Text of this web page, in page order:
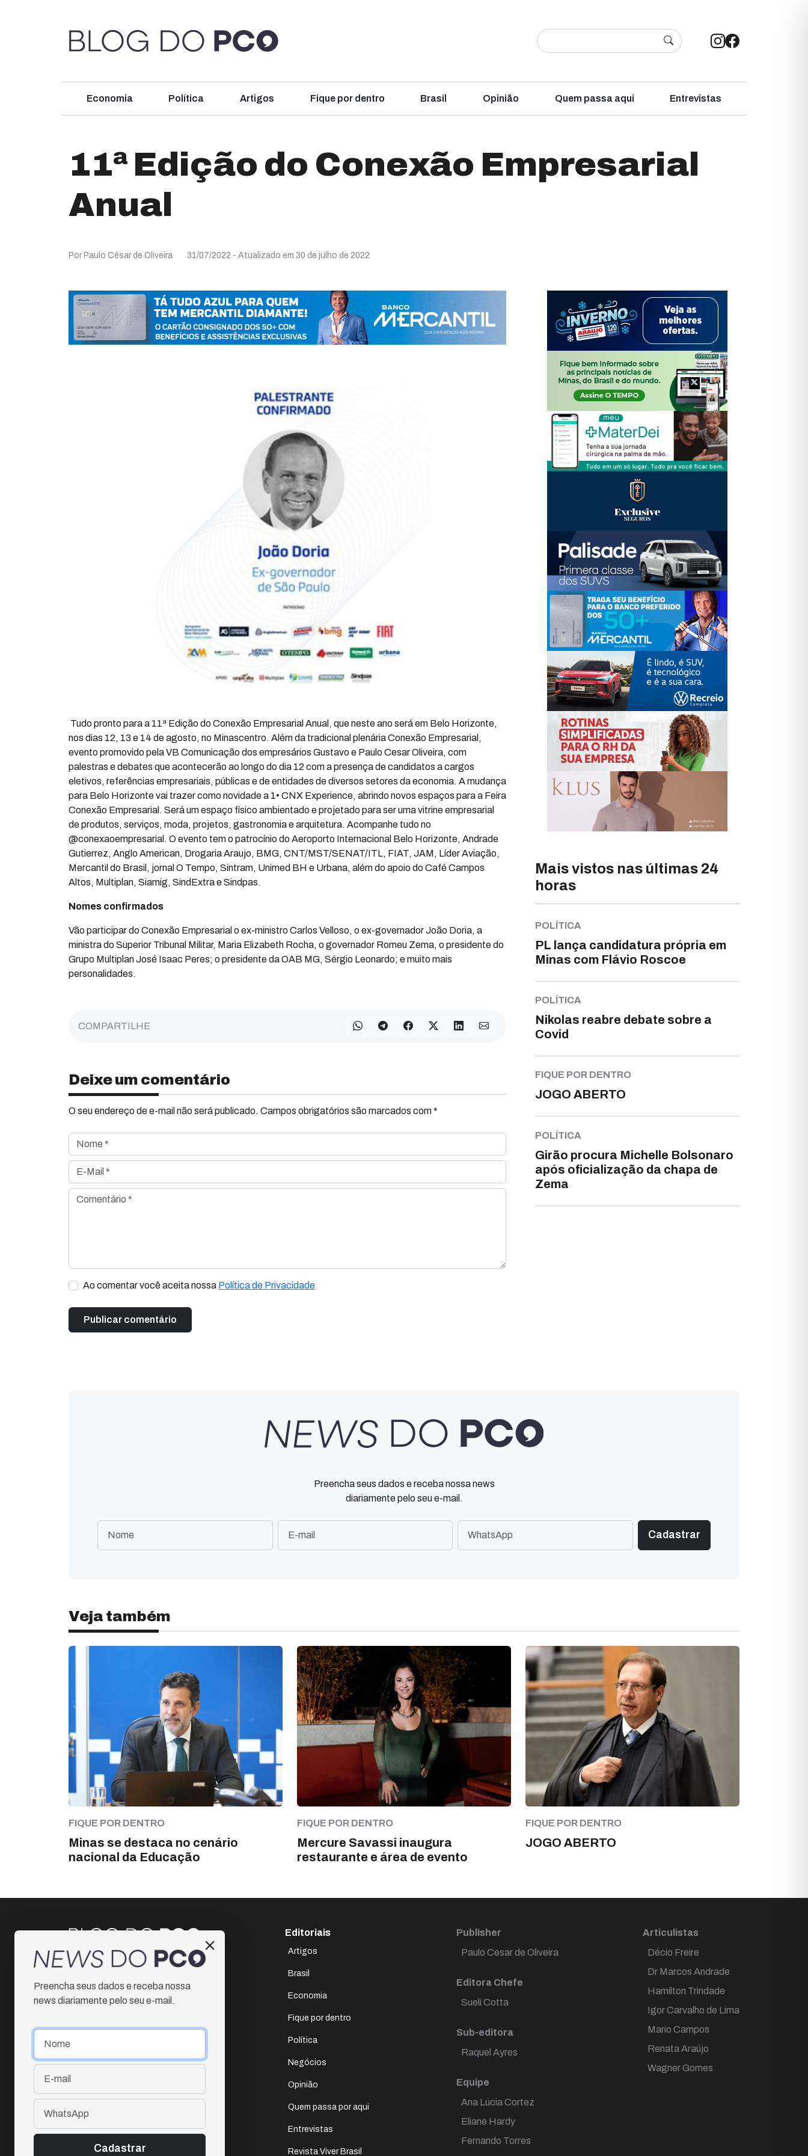
Economia Política Artigos Fique por dentro Brasil Opinião Quem passa aqui Entrevistas
11ª Edição do Conexão Empresarial
Anual
Por Paulo César de Oliveira 31/07/2022 - Atualizado em 30 de julho de 2022
Tudo pronto para a 11ª Edição do Conexão Empresarial Anual, que neste ano será em Belo Horizonte,
nos dias 12, 13 e 14 de agosto, no Minascentro. Além da tradicional plenária Conexão Empresarial,
evento promovido pela VB Comunicação dos empresários Gustavo e Paulo Cesar Oliveira, com
palestras e debates que acontecerão ao longo do dia 12 com a presença de candidatos a cargos
eletivos, referências empresariais, públicas e de entidades de diversos setores da economia. A mudança
para Belo Horizonte vai trazer como novidade a 1• CNX Experience, abrindo novos espaços para a Feira
Conexão Empresarial. Será um espaço físico ambientado e projetado para ser uma vitrine empresarial
de produtos, serviços, moda, projetos, gastronomia e arquitetura. Acompanhe tudo no
@conexaoempresarial. O evento tem o patrocínio do Aeroporto Internacional Belo Horizonte, Andrade
Gutierrez, Anglo American, Drogaria Araujo, BMG, CNT/MST/SENAT/ITL, FIAT, JAM, Líder Aviação,
Mercantil do Brasil, jornal O Tempo, Sintram, Unimed BH e Urbana, além do apoio do Café Campos
Altos, Multiplan, Siamig, SindExtra e Sindpas.
Nomes confirmados
Vão participar do Conexão Empresarial o ex-ministro Carlos Velloso, o ex-governador João Doria, a
ministra do Superior Tribunal Militar, Maria Elizabeth Rocha, o governador Romeu Zema, o presidente do
Grupo Multiplan José Isaac Peres; o presidente da OAB MG, Sérgio Leonardo; e muito mais
personalidades.
COMPARTILHE
Deixe um comentário
O seu endereço de e-mail não será publicado. Campos obrigatórios são marcados com *
Nome *
E-Mail *
Comentário *
Ao comentar você aceita nossa Política de Privacidade
Mais vistos nas últimas 24
horas
POLÍTICA
PL lança candidatura própria em
Minas com Flávio Roscoe
POLÍTICA
Nikolas reabre debate sobre a
Covid
FIQUE POR DENTRO
JOGO ABERTO
POLÍTICA
Girão procura Michelle Bolsonaro
após oficialização da chapa de
Zema
Preencha seus dados e receba nossa news
diariamente pelo seu e-mail.
Veja também
FIQUE POR DENTRO
Minas se destaca no cenário
nacional da Educação
FIQUE POR DENTRO
Mercure Savassi inaugura
restaurante e área de evento
FIQUE POR DENTRO
JOGO ABERTO
Instagram
Facebook
Editoriais
Artigos
Brasil
Economia
Fique por dentro
Política
Negócios
Opinião
Quem passa por aqui
Entrevistas
Revista Viver Brasil
Publisher
Paulo Cesar de Oliveira
Editora Chefe
Sueli Cotta
Sub-editora
Raquel Ayres
Equipe
Ana Lúcia Cortez
Eliane Hardy
Fernando Torres
Articulistas
Décio Freire
Dr Marcos Andrade
Hamilton Trindade
Igor Carvalho de Lima
Mario Campos
Renata Araújo
Wagner Gomes
Preencha seus dados e receba nossa
news diariamente pelo seu e-mail.